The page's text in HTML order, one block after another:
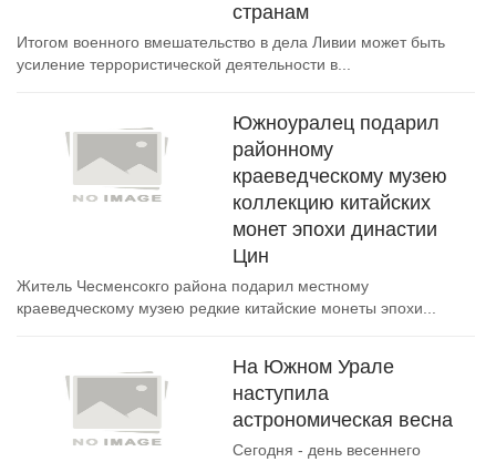
странам
Итогом военного вмешательство в дела Ливии может быть
усиление террористической деятельности в...
Южноуралец подарил
районному
краеведческому музею
коллекцию китайских
монет эпохи династии
Цин
Житель Чесменсокго района подарил местному
краеведческому музею редкие китайские монеты эпохи...
На Южном Урале
наступила
астрономическая весна
Сегодня - день весеннего